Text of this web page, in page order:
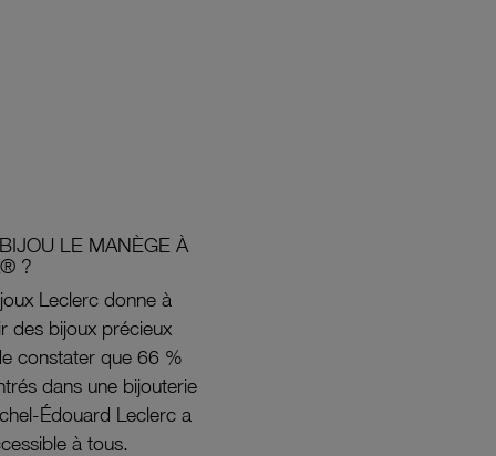
LE MANÈGE À
?
Leclerc donne à
des bijoux précieux
constater que 66 %
dans une bijouterie
Édouard Leclerc a
à tous.